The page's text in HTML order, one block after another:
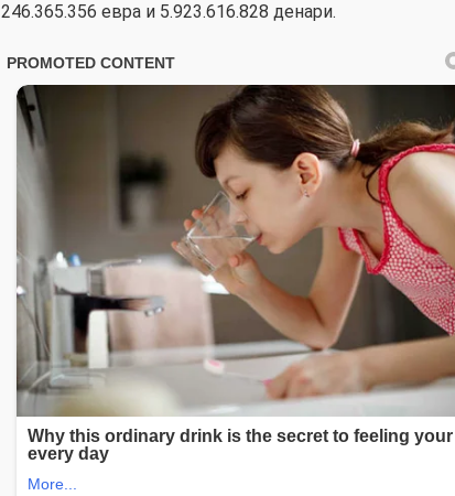
246.365.356 евра и 5.923.616.828 денари.